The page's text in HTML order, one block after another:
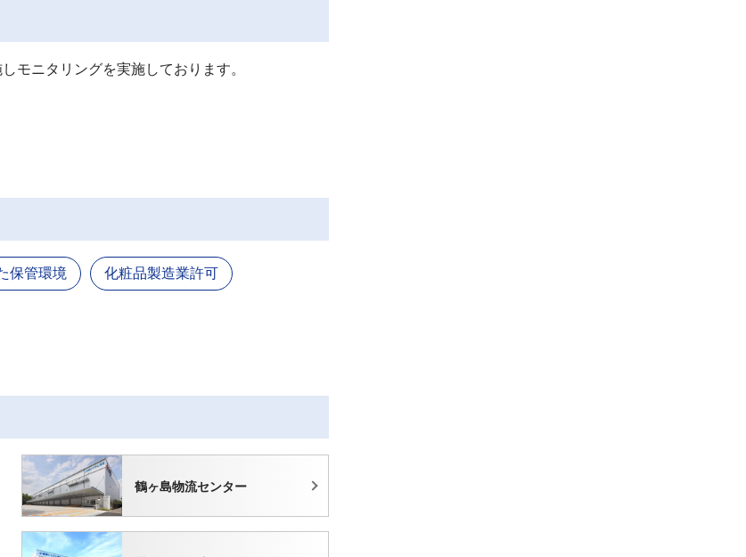
モニタリングを実施しております。
保管環境 化粧品製造業許可
鶴ヶ島物流センター